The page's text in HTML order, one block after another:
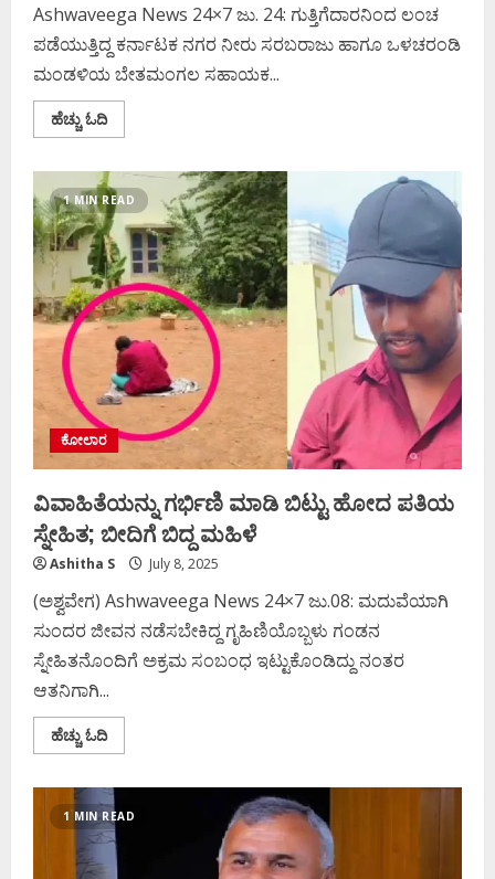
Ashwaveega News 24×7 ಜು. 24: ಗುತ್ತಿಗೆದಾರನಿಂದ ಲಂಚ
ಪಡೆಯುತ್ತಿದ್ದ ಕರ್ನಾಟಕ ನಗರ ನೀರು ಸರಬರಾಜು ಹಾಗೂ ಒಳಚರಂಡಿ
ಮಂಡಳಿಯ ಬೇತಮಂಗಲ ಸಹಾಯಕ...
ಹೆಚ್ಚು ಓದಿRead
more
ರೈಡ್‌ʼ
ಕರ್ನಾಟಕ
ನಗರ
ನೀರು
ಸರಬರಾಜು
ಮಂಡಳಿ
AEE,
AE,
ಗುತ್ತಿಗೆ
ನೌಕರ
ವಶಕ್ಕೆ..!
1 MIN READ
ಕೋಲಾರ
ವಿವಾಹಿತೆಯನ್ನು ಗರ್ಭಿಣಿ ಮಾಡಿ ಬಿಟ್ಟು ಹೋದ ಪತಿಯ
ಸ್ನೇಹಿತ; ಬೀದಿಗೆ ಬಿದ್ದ ಮಹಿಳೆ
Ashitha S July 8, 2025
(ಅಶ್ವವೇಗ) Ashwaveega News 24×7 ಜು.08: ಮದುವೆಯಾಗಿ
ಸುಂದರ ಜೀವನ ನಡೆಸಬೇಕಿದ್ದ ಗೃಹಿಣಿಯೊಬ್ಬಳು ಗಂಡನ
ಸ್ನೇಹಿತನೊಂದಿಗೆ ಅಕ್ರಮ ಸಂಬಂಧ ಇಟ್ಟುಕೊಂಡಿದ್ದು ನಂತರ
ಆತನಿಗಾಗಿ...
ಹೆಚ್ಚು ಓದಿRead
more
ಗರ್ಭಿಣಿ
ಮಾಡಿ
ಬಿಟ್ಟು
ಹೋದ
ಪತಿಯ
ಸ್ನೇಹಿತ;
1 MIN READ